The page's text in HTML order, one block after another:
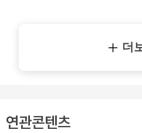
더
연관콘텐츠